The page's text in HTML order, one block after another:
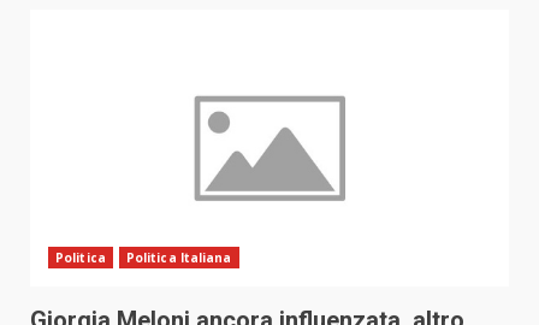
Politica Politica Italiana